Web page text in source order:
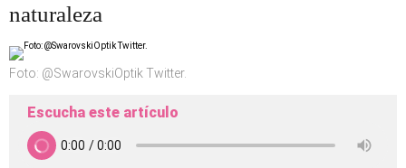
naturaleza
Foto: @SwarovskiOptik Twitter.
Escucha este artículo